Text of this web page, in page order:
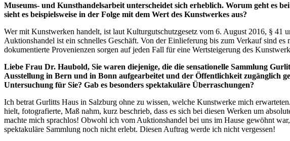
Museums- und Kunsthandelsarbeit unterscheidet sich erheblich. Worum geht es
sieht es beispielsweise in der Folge mit dem Wert des Kunstwerkes aus?
Wer mit Kunstwerken handelt, ist laut Kulturgutschutzgesetz vom 6. August 2016, §
Auktionshandel ist ein schnelles Geschäft. Von der Einlieferung bis zum Verkauf sind
dokumentierte Provenienzen sorgen auf jeden Fall für eine Wertsteigerung des
Liebe Frau Dr. Haubold, Sie waren diejenige, die die sensationelle Sammlung
Ausstellung in Bern und in Bonn aufgearbeitet und der Öffentlichkeit zugänglich
Untersuchung für Sie? Gab es besonders spektakuläre Überraschungen?
Ich betrat Gurlitts Haus in Salzburg ohne zu wissen, welche Kunstwerke mich
hielt, fotografierte, Maß nahm, kurz beschrieb, dass es sich bei diesen Werken um
machte mich sprachlos! Obwohl ich vom Auktionshandel bei uns im Hause gewöhnt
spektakuläre Sammlung noch nicht erlebt. Diesen Auftrag werde ich nicht vergessen!